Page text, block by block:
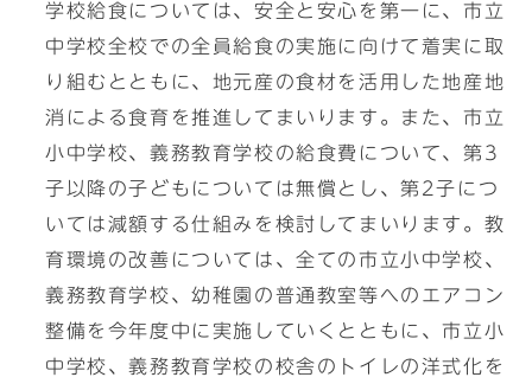
学校給食については、安全と安心を第一に、市立
中学校全校での全員給食の実施に向けて着実に取
り組むとともに、地元産の食材を活用した地産地
消による食育を推進してまいります。また、市立
小中学校、義務教育学校の給食費について、第3
子以降の子どもについては無償とし、第2子につ
いては減額する仕組みを検討してまいります。教
育環境の改善については、全ての市立小中学校、
義務教育学校、幼稚園の普通教室等へのエアコン
整備を今年度中に実施していくとともに、市立小
中学校、義務教育学校の校舎のトイレの洋式化を